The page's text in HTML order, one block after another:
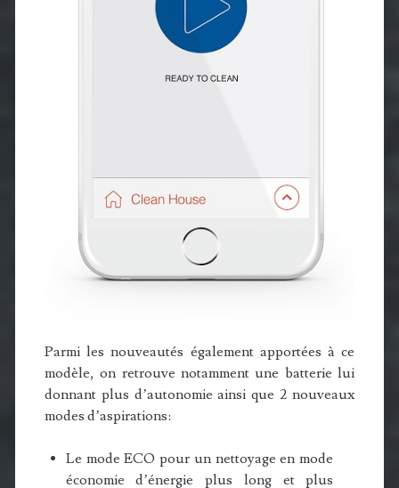
Parmi les nouveautés également apportées à ce
modèle, on retrouve notamment une batterie lui
donnant plus d’autonomie ainsi que 2 nouveaux
modes d’aspirations:
Le mode ECO pour un nettoyage en mode
économie d’énergie plus long et plus